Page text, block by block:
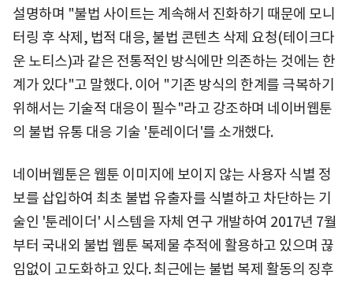
설명하며 "불법 사이트는 계속해서 진화하기 때문에 모니
터링 후 삭제, 법적 대응, 불법 콘텐츠 삭제 요청(테이크다
운 노티스)과 같은 전통적인 방식에만 의존하는 것에는 한
계가 있다"고 말했다. 이어 "기존 방식의 한계를 극복하기
위해서는 기술적 대응이 필수"라고 강조하며 네이버웹툰
의 불법 유통 대응 기술 '툰레이더'를 소개했다.
네이버웹툰은 웹툰 이미지에 보이지 않는 사용자 식별 정
보를 삽입하여 최초 불법 유출자를 식별하고 차단하는 기
술인 '툰레이더' 시스템을 자체 연구 개발하여 2017년 7월
부터 국내외 불법 웹툰 복제물 추적에 활용하고 있으며 끊
임없이 고도화하고 있다. 최근에는 불법 복제 활동의 징후